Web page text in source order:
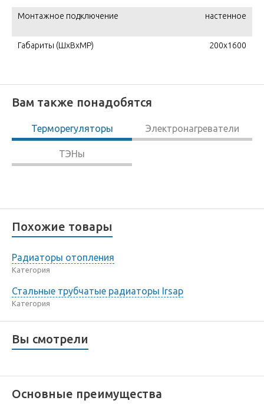
Монтажное подключение настенное
Габариты (ШxВxМР) 200x1600
Вам также понадобятся
Терморегуляторы Электронагреватели
ТЭНы
Похожие товары
Радиаторы отопления
Категория
Стальные трубчатые радиаторы Irsap
Категория
Вы смотрели
Основные преимущества